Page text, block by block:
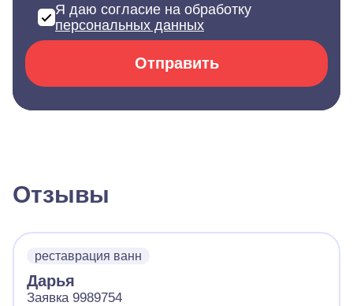
Я даю согласие на обработку
персональных данных
Отправить
Отзывы
реставрация ванн
Дарья
Заявка 9989754